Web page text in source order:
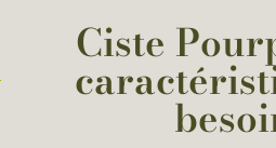
Ciste